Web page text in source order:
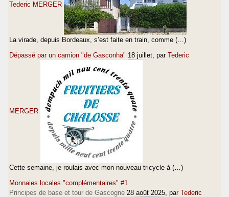
Tederic MERGER
La virade, depuis Bordeaux, s’est faite en train, comme (…)
Dépassé par un camion "de Gasconha" 18 juillet , par Tederic
MERGER
Cette semaine, je roulais avec mon nouveau tricycle à (…)
Monnaies locales "complémentaires" #1
Principes de base et tour de Gascogne 28 août 2025 , par Tederic